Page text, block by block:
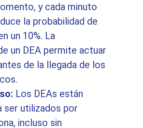
y cada minuto
la probabilidad de
un 10%. La
un DEA permite actuar
de la llegada de los
Los DEAs están
ser utilizados por
incluso sin